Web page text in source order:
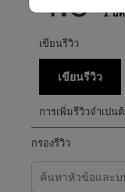
1 บ
เขียนรีวิว
เขียนรีวิว
การเพิ่มรีวิวจำเป
กรองรีวิว
ค้นหาหัวข้อและตร